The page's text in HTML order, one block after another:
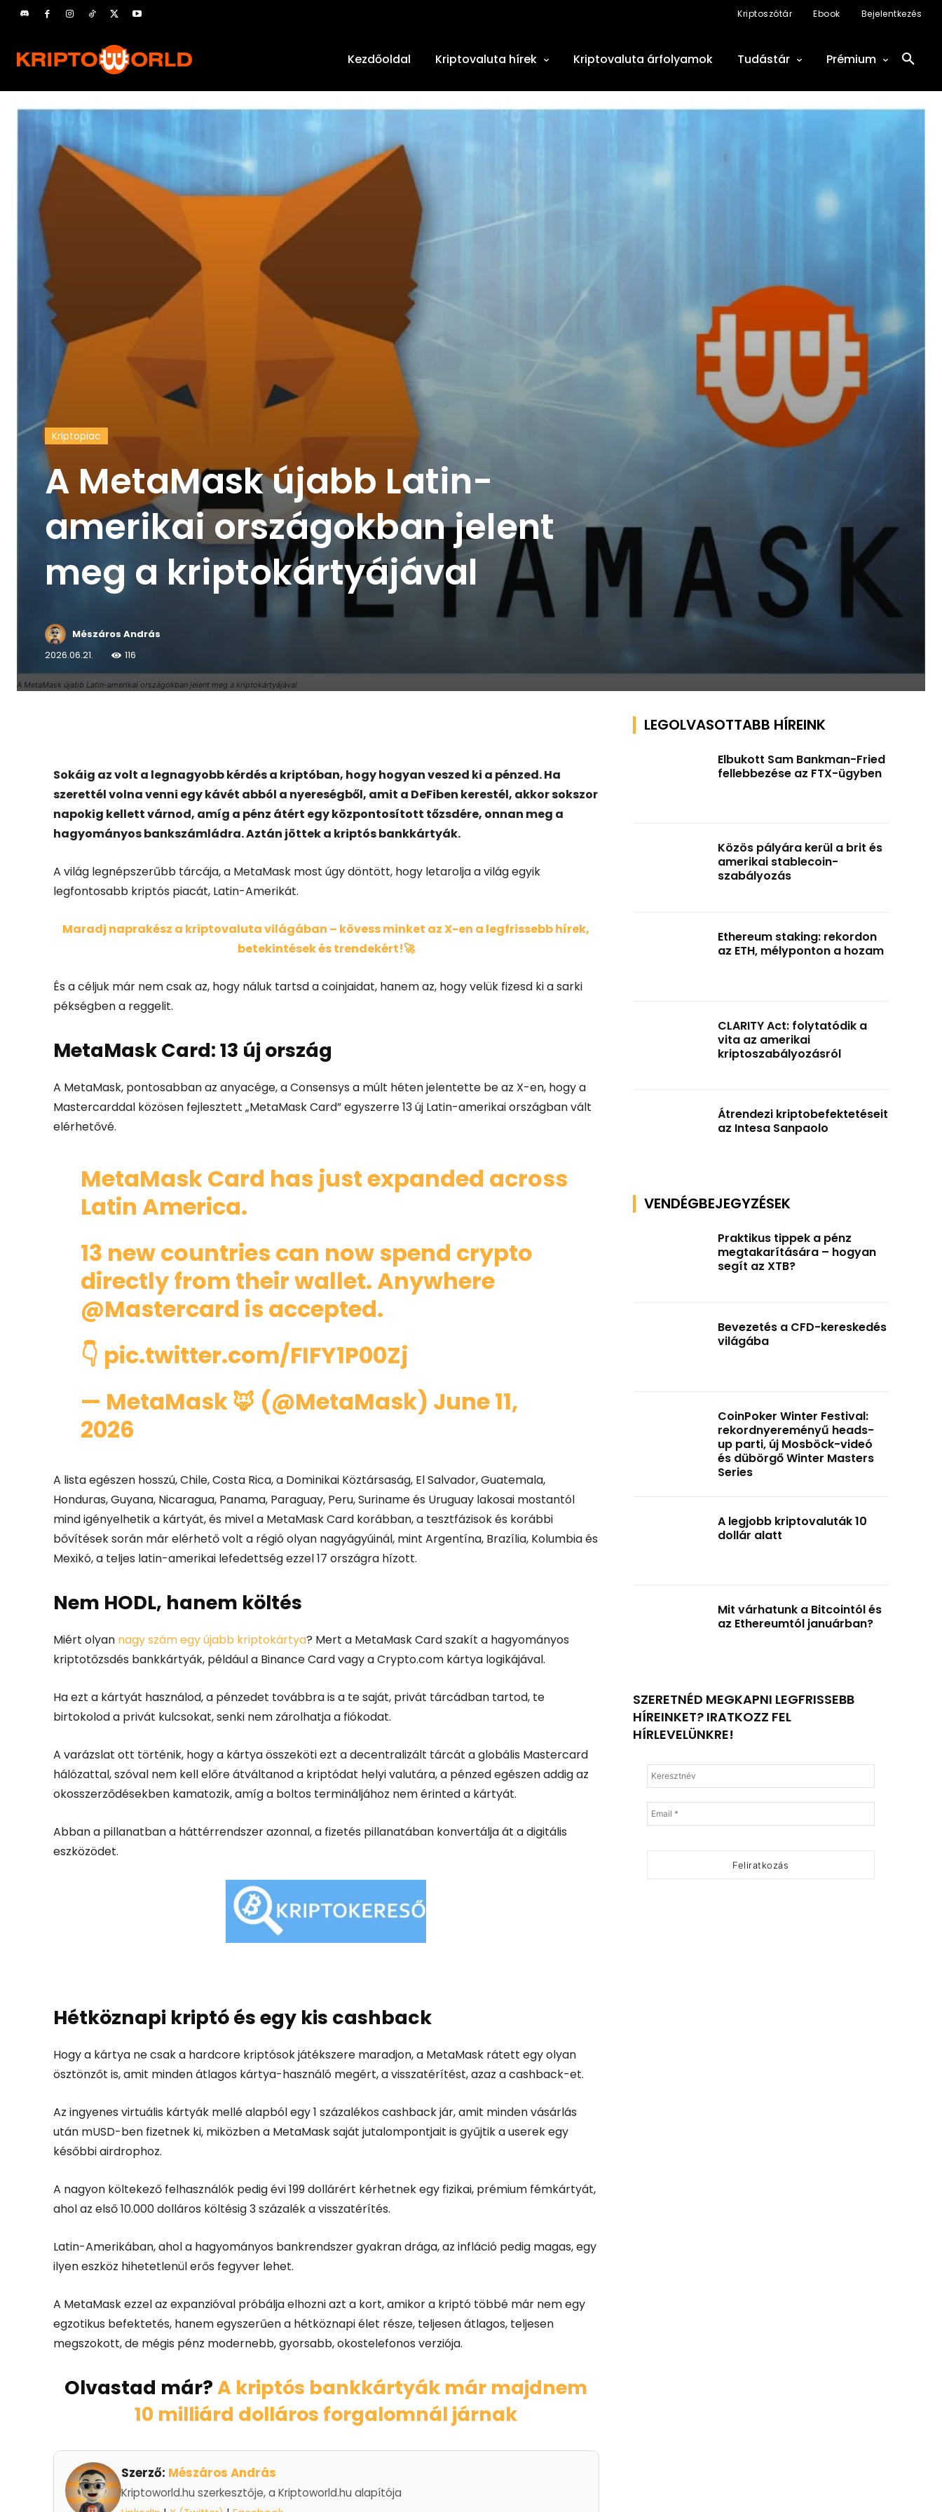
Kriptoszótár Ebook Bejelentkezés
Kezdőoldal Kriptovaluta hírek Kriptovaluta árfolyamok Tudástár Prémium
A MetaMask újabb Latin-amerikai országokban jelent meg a kriptokártyájával
Kriptopiac
A MetaMask újabb Latin-
amerikai országokban jelent
meg a kriptokártyájával
Mészáros András
2026.06.21.
116
Sokáig az volt a legnagyobb kérdés a kriptóban, hogy hogyan veszed ki a pénzed. Ha
szerettél volna venni egy kávét abból a nyereségből, amit a DeFiben kerestél, akkor sokszor
napokig kellett várnod, amíg a pénz átért egy központosított tőzsdére, onnan meg a
hagyományos bankszámládra. Aztán jöttek a kriptós bankkártyák.
A világ legnépszerűbb tárcája, a MetaMask most úgy döntött, hogy letarolja a világ egyik
legfontosabb kriptós piacát, Latin-Amerikát.
Maradj naprakész a kriptovaluta világában – kövess minket az X-en a legfrissebb hírek,
betekintések és trendekért!🚀
És a céljuk már nem csak az, hogy náluk tartsd a coinjaidat, hanem az, hogy velük fizesd ki a sarki
pékségben a reggelit.
MetaMask Card: 13 új ország
A MetaMask, pontosabban az anyacége, a Consensys a múlt héten jelentette be az X-en, hogy a
Mastercarddal közösen fejlesztett „MetaMask Card” egyszerre 13 új Latin-amerikai országban vált
elérhetővé.
MetaMask Card has just expanded across
Latin America.
13 new countries can now spend crypto
directly from their wallet. Anywhere
@Mastercard is accepted.
👇 pic.twitter.com/FIFY1P00Zj
— MetaMask 🦊 (@MetaMask) June 11,
2026
A lista egészen hosszú, Chile, Costa Rica, a Dominikai Köztársaság, El Salvador, Guatemala,
Honduras, Guyana, Nicaragua, Panama, Paraguay, Peru, Suriname és Uruguay lakosai mostantól
mind igényelhetik a kártyát, és mivel a MetaMask Card korábban, a tesztfázisok és korábbi
bővítések során már elérhető volt a régió olyan nagyágyúinál, mint Argentína, Brazília, Kolumbia és
Mexikó, a teljes latin-amerikai lefedettség ezzel 17 országra hízott.
Nem HODL, hanem költés
Miért olyan nagy szám egy újabb kriptokártya? Mert a MetaMask Card szakít a hagyományos
kriptotőzsdés bankkártyák, például a Binance Card vagy a Crypto.com kártya logikájával.
Ha ezt a kártyát használod, a pénzedet továbbra is a te saját, privát tárcádban tartod, te
birtokolod a privát kulcsokat, senki nem zárolhatja a fiókodat.
A varázslat ott történik, hogy a kártya összeköti ezt a decentralizált tárcát a globális Mastercard
hálózattal, szóval nem kell előre átváltanod a kriptódat helyi valutára, a pénzed egészen addig az
okosszerződésekben kamatozik, amíg a boltos termináljához nem érinted a kártyát.
Abban a pillanatban a háttérrendszer azonnal, a fizetés pillanatában konvertálja át a digitális
eszközödet.
Hétköznapi kriptó és egy kis cashback
Hogy a kártya ne csak a hardcore kriptósok játékszere maradjon, a MetaMask rátett egy olyan
ösztönzőt is, amit minden átlagos kártya-használó megért, a visszatérítést, azaz a cashback-et.
Az ingyenes virtuális kártyák mellé alapból egy 1 százalékos cashback jár, amit minden vásárlás
után mUSD-ben fizetnek ki, miközben a MetaMask saját jutalompontjait is gyűjtik a userek egy
későbbi airdrophoz.
A nagyon költekező felhasználók pedig évi 199 dollárért kérhetnek egy fizikai, prémium fémkártyát,
ahol az első 10.000 dolláros költésig 3 százalék a visszatérítés.
Latin-Amerikában, ahol a hagyományos bankrendszer gyakran drága, az infláció pedig magas, egy
ilyen eszköz hihetetlenül erős fegyver lehet.
A MetaMask ezzel az expanzióval próbálja elhozni azt a kort, amikor a kriptó többé már nem egy
egzotikus befektetés, hanem egyszerűen a hétköznapi élet része, teljesen átlagos, teljesen
megszokott, de mégis pénz modernebb, gyorsabb, okostelefonos verziója.
Olvastad már?A kriptós bankkártyák már majdnem
10 milliárd dolláros forgalomnál járnak
Szerző: Mészáros András
Kriptoworld.hu szerkesztője, a Kriptoworld.hu alapítója
LEGOLVASOTTABB HÍREINK
Elbukott Sam Bankman-Fried
fellebbezése az FTX-ügyben
Közös pályára kerül a brit és
amerikai stablecoin-
szabályozás
Ethereum staking: rekordon
az ETH, mélyponton a hozam
CLARITY Act: folytatódik a
vita az amerikai
kriptoszabályozásról
Átrendezi kriptobefektetéseit
az Intesa Sanpaolo
VENDÉGBEJEGYZÉSEK
Praktikus tippek a pénz
megtakarítására – hogyan
segít az XTB?
Bevezetés a CFD-kereskedés
világába
CoinPoker Winter Festival:
rekordnyereményű heads-
up parti, új Mosböck-videó
és dübörgő Winter Masters
Series
A legjobb kriptovaluták 10
dollár alatt
Mit várhatunk a Bitcointól és
az Ethereumtól januárban?
SZERETNÉD MEGKAPNI LEGFRISSEBB
HÍREINKET? IRATKOZZ FEL
HÍRLEVELÜNKRE!